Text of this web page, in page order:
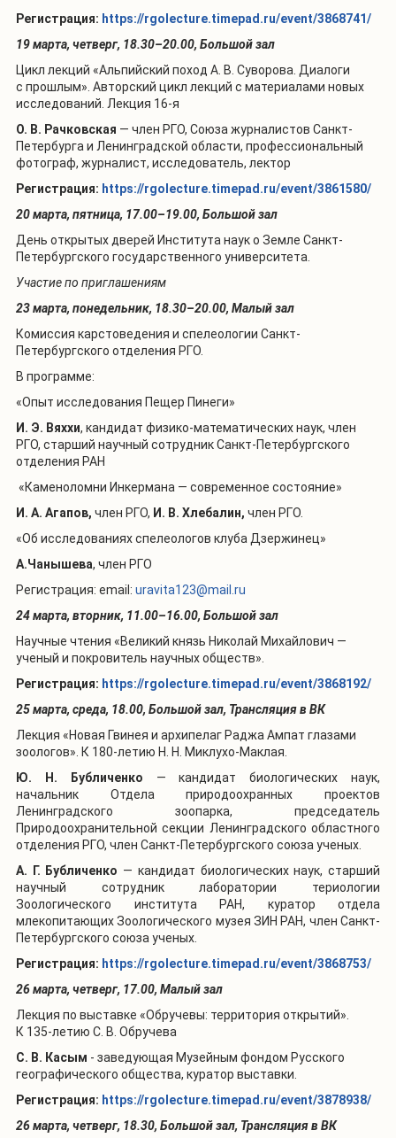
Регистрация: https://rgolecture.timepad.ru/event/3868741/
19 марта, четверг, 18.30–20.00, Большой зал
Цикл лекций «Альпийский поход А. В. Суворова. Диалоги
с прошлым». Авторский цикл лекций с материалами новых
исследований. Лекция 16-я
О. В. Рачковская — член РГО, Союза журналистов Санкт-
Петербурга и Ленинградской области, профессиональный
фотограф, журналист, исследователь, лектор
Регистрация: https://rgolecture.timepad.ru/event/3861580/
20 марта, пятница, 17.00–19.00, Большой зал
День открытых дверей Института наук о Земле Санкт-
Петербургского государственного университета.
Участие по приглашениям
23 марта, понедельник, 18.30–20.00, Малый зал
Комиссия карстоведения и спелеологии Санкт-
Петербургского отделения РГО.
В программе:
«Опыт исследования Пещер Пинеги»
И. Э. Вяххи, кандидат физико-математических наук, член
РГО, старший научный сотрудник Санкт-Петербургского
отделения РАН
«Каменоломни Инкермана — современное состояние»
И. А. Агапов, член РГО, И. В. Хлебалин, член РГО.
«Об исследованиях спелеологов клуба Дзержинец»
А.Чанышева, член РГО
Регистрация: email: uravita123@mail.ru
24 марта, вторник, 11.00–16.00, Большой зал
Научные чтения «Великий князь Николай Михайлович —
ученый и покровитель научных обществ».
Регистрация: https://rgolecture.timepad.ru/event/3868192/
25 марта, среда, 18.00, Большой зал, Трансляция в ВК
Лекция «Новая Гвинея и архипелаг Раджа Ампат глазами
зоологов». К 180-летию Н. Н. Миклухо-Маклая.
Ю. Н. Бубличенко — кандидат биологических наук,
начальник Отдела природоохранных проектов
Ленинградского зоопарка, председатель
Природоохранительной секции Ленинградского областного
отделения РГО, член Санкт-Петербургского союза ученых.
А. Г. Бубличенко — кандидат биологических наук, старший
научный сотрудник лаборатории териологии
Зоологического института РАН, куратор отдела
млекопитающих Зоологического музея ЗИН РАН, член Санкт-
Петербургского союза ученых.
Регистрация: https://rgolecture.timepad.ru/event/3868753/
26 марта, четверг, 17.00, Малый зал
Лекция по выставке «Обручевы: территория открытий».
К 135-летию С. В. Обручева
С. В. Касым - заведующая Музейным фондом Русского
географического общества, куратор выставки.
Регистрация: https://rgolecture.timepad.ru/event/3878938/
26 марта, четверг, 18.30, Большой зал, Трансляция в ВК